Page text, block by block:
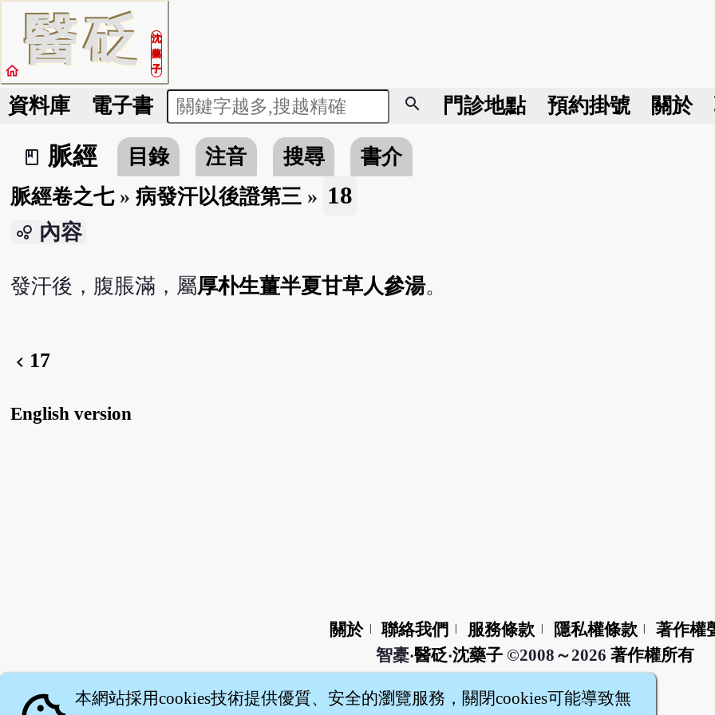
醫砭
沈
藥
子
home
資料庫 電子書 search 門診地點 預約掛號 關於
book_2
脈經 目錄 注音 搜尋
書介
脈經卷之七» 病發汗以後證第三» 18
bubble_chart 內容
發汗後，腹脹滿，屬厚朴生薑半夏甘草人參湯。
chevron_left 17
English version
關於 聯絡我們 服務條款 隱私權條款
著作權
智橐‧醫砭‧沈藥子©2008～2026 著作權所有
本網站採用cookies技術提供優質、安全的瀏覽服務，關閉cookies可能導致無